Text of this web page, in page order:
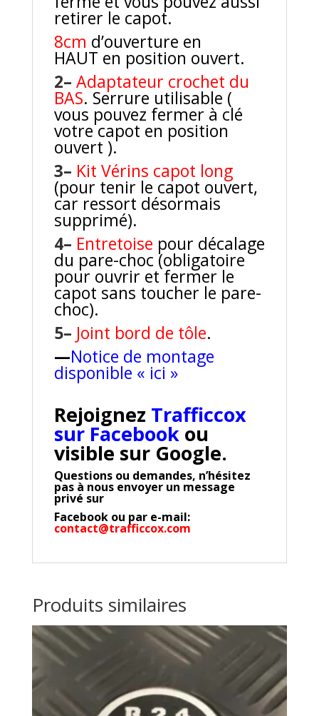
retirer le capot.
8cm d’ouverture en
HAUT en position ouvert.
2– Adaptateur crochet du
BAS. Serrure utilisable (
vous pouvez fermer à clé
votre capot en position
ouvert ).
3– Kit Vérins capot long
(pour tenir le capot ouvert,
car ressort désormais
supprimé).
4– Entretoise pour décalage
du pare-choc (obligatoire
pour ouvrir et fermer le
capot sans toucher le pare-
choc).
5– Joint bord de tôle.
—Notice de montage
disponible « ici »
Rejoignez Trafficcox
sur Facebookou
visible sur Google.
Questions ou demandes, n’hésitez
pas à nous envoyer un message
privé sur
Facebook ou par e-mail:
contact@trafficcox.com
Produits similaires